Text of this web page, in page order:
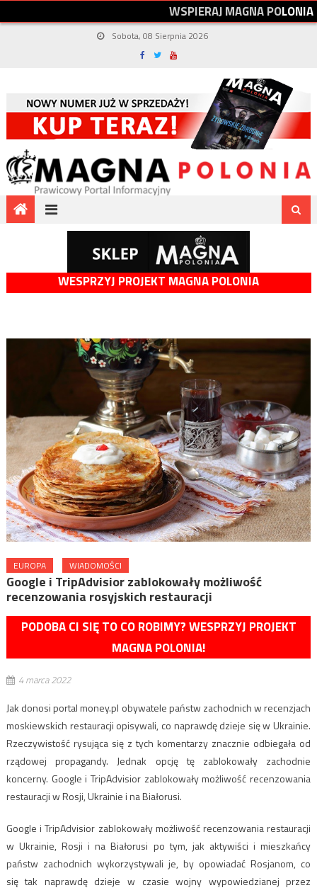
WSPIERAJMAGNAPOLONIA
Sobota, 08 Sierpnia 2026
WESPRZYJ PROJEKT MAGNA POLONIA
EUROPA WIADOMOŚCI
Google i TripAdvisior zablokowały możliwość
recenzowania rosyjskich restauracji
PODOBA CI SIĘ TO CO ROBIMY? WESPRZYJ PROJEKT
MAGNA POLONIA!
4 marca 2022
Jak donosi portal money.pl obywatele państw zachodnich w recenzjach
moskiewskich restauracji opisywali, co naprawdę dzieje się w Ukrainie.
Rzeczywistość rysująca się z tych komentarzy znacznie odbiegała od
rządowej propagandy. Jednak opcję tę zablokowały zachodnie
koncerny. Google i TripAdvisior zablokowały możliwość recenzowania
restauracji w Rosji, Ukrainie i na Białorusi.
Google i TripAdvisior zablokowały możliwość recenzowania restauracji
w Ukrainie, Rosji i na Białorusi po tym, jak aktywiści i mieszkańcy
państw zachodnich wykorzystywali je, by opowiadać Rosjanom, co
się tak naprawdę dzieje w czasie wojny wypowiedzianej przez